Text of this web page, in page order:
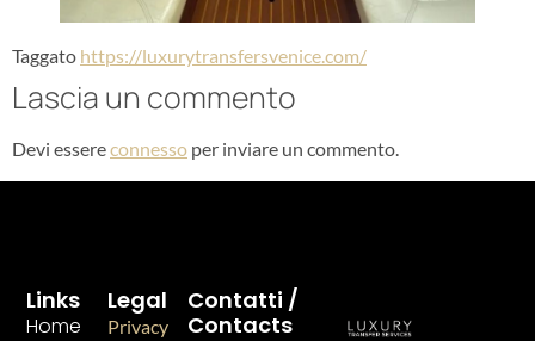
Taggato https://luxurytransfersvenice.com/
Lascia un commento
Devi essereconnesso per inviare un commento.
Contatti /
Contacts
Links
Home
Legal
Privacy